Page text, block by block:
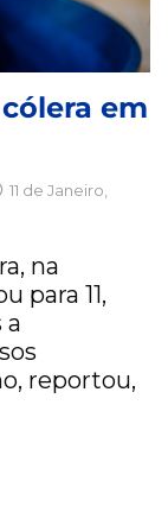
em
11 de Janeiro,
na
para 11,
a
reportou,